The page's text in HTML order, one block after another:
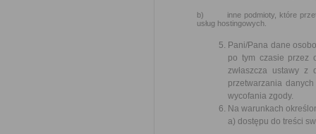
b) inne podmioty, które
usług hostingowych.
Pani/Pana dane
po tym czasie przez
zwłaszcza ustawy
przetwarzania
wycofania zgody.
Na warunkach
a) dostępu do treści